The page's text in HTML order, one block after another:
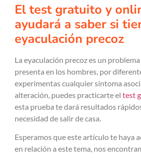
El test gratuito y
ayudará a saber si
eyaculación precoz
La eyaculación precoz es un
presenta en los hombres, por
experimentas cualquier síntoma
alteración, puedes practicarte el test
esta prueba te dará resultados
necesidad de salir de casa.
Esperamos que este artículo te haya
en relación a este tema, nos